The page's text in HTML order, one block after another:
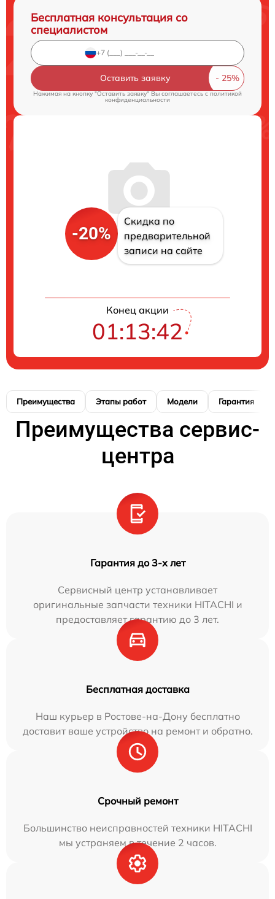
Бесплатная консультация со
специалистом
Оставить заявку
Нажимая на кнопку "Оставить заявку" Вы соглашаетесь cполитикой
конфиденциальности
-20%
Скидка по
предварительной
записи на сайте
Конец акции
01:13:42
Преимущества Этапы работ Модели Гарантия
Преимущества сервис-
центра
Гарантия до 3-х лет
Сервисный центр устанавливает
оригинальные запчасти техники HITACHI и
предоставляет гарантию до 3 лет.
Бесплатная доставка
Наш курьер в Ростове-на-Дону бесплатно
доставит ваше устройство на ремонт и обратно.
Срочный ремонт
Большинство неисправностей техники HITACHI
мы устраняем в течение 2 часов.